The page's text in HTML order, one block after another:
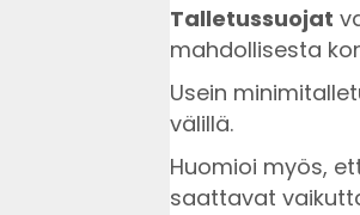
Talletussuojat
mahdollisesta
Usein
välillä.
Huomioi myös,
saattavat